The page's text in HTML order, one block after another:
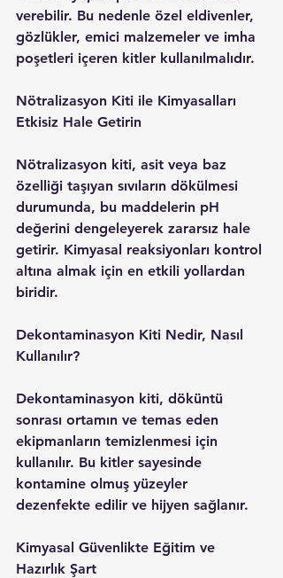
verebilir. Bu nedenle özel eldivenler,
gözlükler, emici malzemeler ve imha
poşetleri içeren kitler kullanılmalıdır.
Nötralizasyon Kiti ile Kimyasalları
Etkisiz Hale Getirin
Nötralizasyon kiti, asit veya baz
özelliği taşıyan sıvıların dökülmesi
durumunda, bu maddelerin pH
değerini dengeleyerek zararsız hale
getirir. Kimyasal reaksiyonları kontrol
altına almak için en etkili yollardan
biridir.
Dekontaminasyon Kiti Nedir, Nasıl
Kullanılır?
Dekontaminasyon kiti, döküntü
sonrası ortamın ve temas eden
ekipmanların temizlenmesi için
kullanılır. Bu kitler sayesinde
kontamine olmuş yüzeyler
dezenfekte edilir ve hijyen sağlanır.
Kimyasal Güvenlikte Eğitim ve
Hazırlık Şart